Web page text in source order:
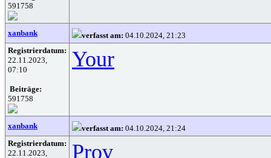
591758
xanbank verfasst am: 04.10.2024, 21:23
Registrierdatum:
22.11.2023,
07:10
Beiträge:
591758
Your
xanbank verfasst am: 04.10.2024, 21:24
Registrierdatum:
22.11.2023,
Prov